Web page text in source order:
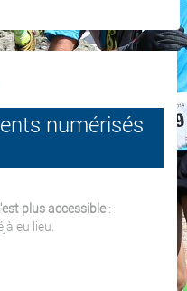
numérisés
plus accessible:
eu lieu.